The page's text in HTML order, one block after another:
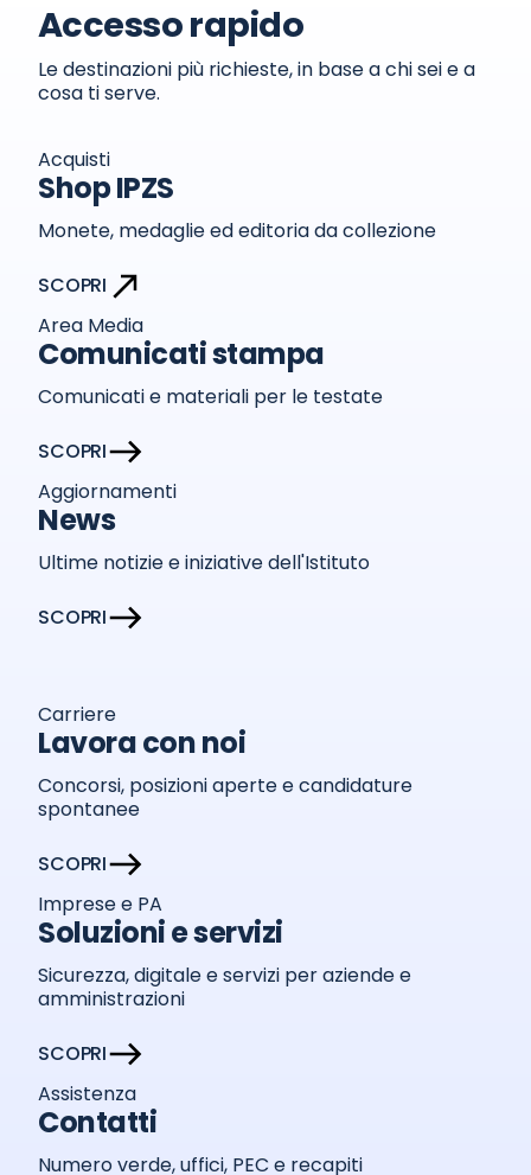
Accesso rapido
Le destinazioni più richieste, in base a chi sei e a
cosa ti serve.
Acquisti
Shop IPZS
Monete, medaglie ed editoria da collezione
SCOPRI
Area Media
Comunicati stampa
Comunicati e materiali per le testate
SCOPRI
Aggiornamenti
News
Ultime notizie e iniziative dell'Istituto
SCOPRI
Carriere
Lavora con noi
Concorsi, posizioni aperte e candidature
spontanee
SCOPRI
Imprese e PA
Soluzioni e servizi
Sicurezza, digitale e servizi per aziende e
amministrazioni
SCOPRI
Assistenza
Contatti
Numero verde, uffici, PEC e recapiti